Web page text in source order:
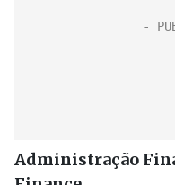
Administração